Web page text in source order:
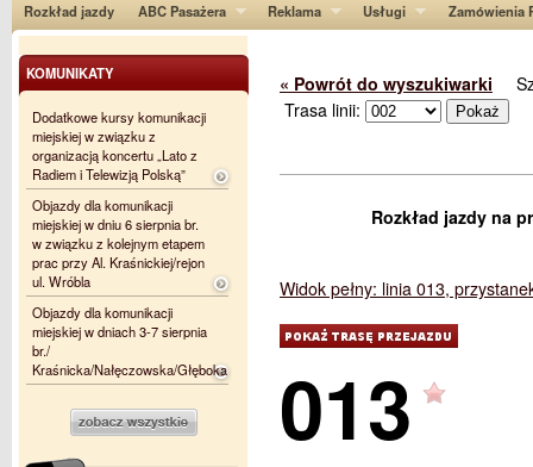
Rozkład jazdy ABC Pasażera Reklama Usługi Zamówienia
« Powrót do wyszukiwarki
Trasa linii:
Rozkład jazdy na
Widok pełny: linia 013,
013
KOMUNIKATY
Dodatkowe kursy komunikacji
miejskiej w związku z
organizacją koncertu „Lato z
Radiem i Telewizją Polską”
Objazdy dla komunikacji
miejskiej w dniu 6 sierpnia br.
w związku z kolejnym etapem
prac przy Al. Kraśnickiej/rejon
ul. Wróbla
Objazdy dla komunikacji
miejskiej w dniach 3-7 sierpnia
br./
Kraśnicka/Nałęczowska/Głęboka